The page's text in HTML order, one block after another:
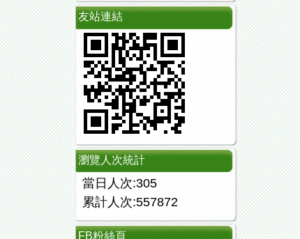
友站連結
瀏覽人次統計
當日人次:305
累計人次:557872
FB粉絲頁